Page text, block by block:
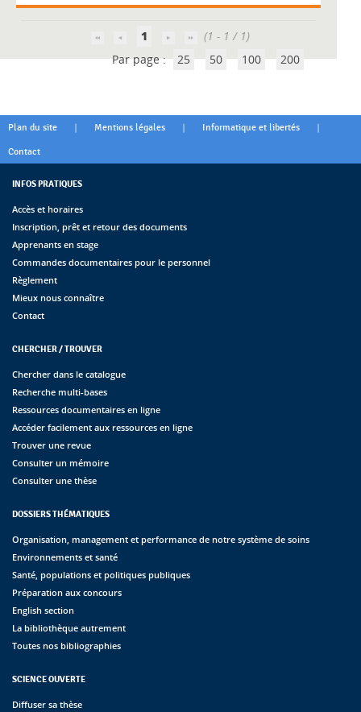
1
(1 - 1 / 1)
Par page : 25 50 100 200
Plan du site | Mentions légales | Informatique et libertés |
Contact
INFOS PRATIQUES
Accès et horaires
Inscription, prêt et retour des documents
Apprenants en stage
Commandes documentaires pour le personnel
Règlement
Mieux nous connaître
Contact
CHERCHER / TROUVER
Chercher dans le catalogue
Recherche multi-bases
Ressources documentaires en ligne
Accéder facilement aux ressources en ligne
Trouver une revue
Consulter un mémoire
Consulter une thèse
DOSSIERS THÉMATIQUES
Organisation, management et performance de notre système de soins
Environnements et santé
Santé, populations et politiques publiques
Préparation aux concours
English section
La bibliothèque autrement
Toutes nos bibliographies
SCIENCE OUVERTE
Diffuser sa thèse